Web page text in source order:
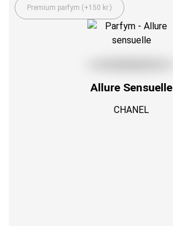
Premium parfym (+150 kr.)
Allure Sensuelle
CHANEL